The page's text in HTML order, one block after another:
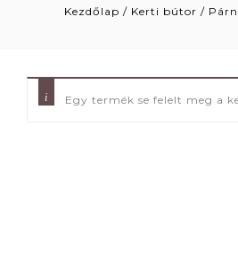
Kezdőlap / Kerti bútor /
Egy termék se felelt meg a